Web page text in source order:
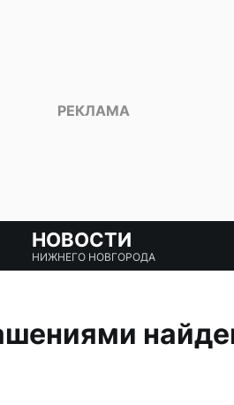
НОВОСТИ
НИЖНЕГО НОВГОРОДА